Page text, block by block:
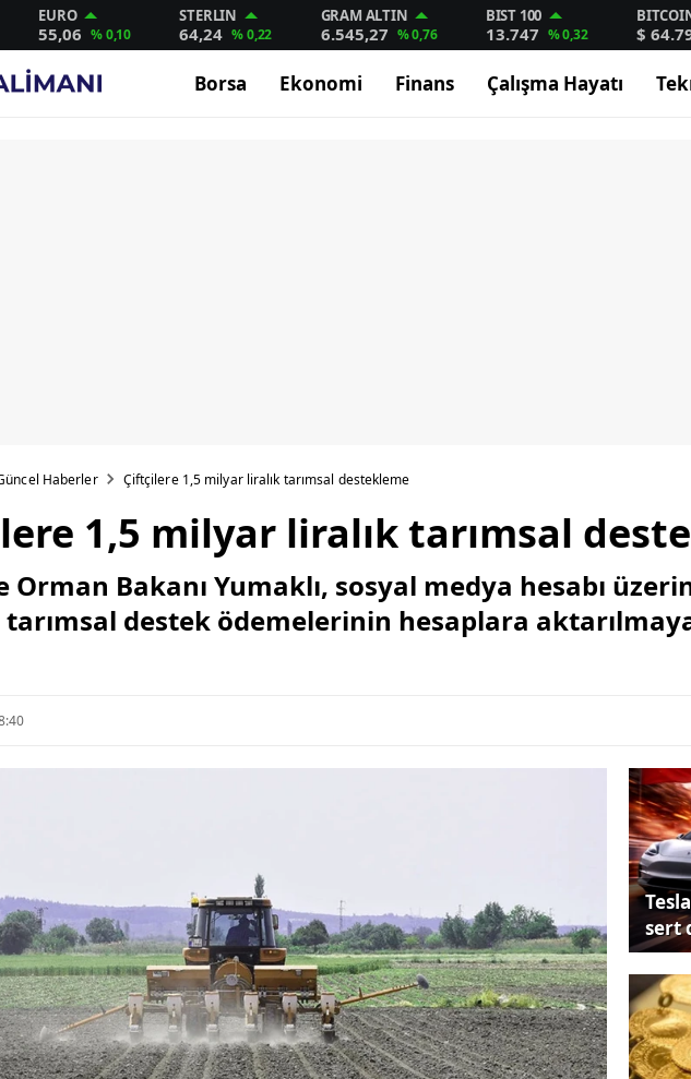
EURO
55,06 % 0,10
STERLIN
64,24 % 0,22
GRAM ALTIN
6.545,27 % 0,76
BIST 100
13.747 % 0,32 $
Borsa Ekonomi Finans Çalışma Hayatı
Haberler Çiftçilere 1,5 milyar liralık tarımsal destekleme
1,5 milyar liralık tarımsal
Orman Bakanı Yumaklı, sosyal medya hesabı
destek ödemelerinin hesaplara aktarılmaya
sert